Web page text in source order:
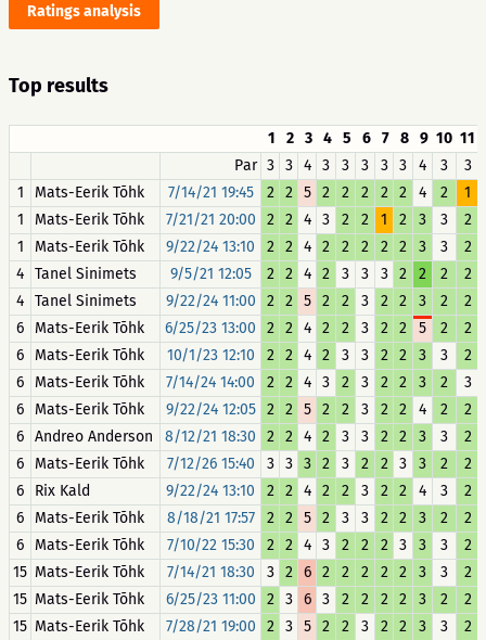
Ratings analysis
Top results
1 2 3 4 5 6 7 8 9 10 11
Par 3 3 4 3 3 3 3 3 4 3
3
1
Mats-Eerik Tõhk 7/14/21 19:45 2 2 5 2 2 2 2 2 4 2
1
1
Mats-Eerik Tõhk 7/21/21 20:00 2 2 4 3 2 2 1 2 3 3
2
1
Mats-Eerik Tõhk 9/22/24 13:10 2 2 4 2 2 2 2 2 3 3
2
4 Tanel Sinimets 9/5/21 12:05 2 2 4 2 3 3 3 2 2 2
2
4 Tanel Sinimets 9/22/24 11:00 2 2 5 2 2 3 2 2 3 2
2
6
Mats-Eerik Tõhk 6/25/23 13:00 2 2 4 2 2 3 2 2 5 2
2
6
Mats-Eerik Tõhk 10/1/23 12:10 2 2 4 2 3 3 2 2 3 3
2
6
Mats-Eerik Tõhk 7/14/24 14:00 2 2 4 3 2 3 2 2 3 2
3
6
Mats-Eerik Tõhk 9/22/24 12:05 2 2 5 2 2 3 2 2 4 2
2
6 Andreo Anderson 8/12/21 18:30 2 2 4 2 3 3 2 2 3 3
2
6
Mats-Eerik Tõhk 7/12/26 15:40 3 3 3 2 3 2 2 3 3 2
2
6
Rix Kald 9/22/24 13:10 2 2 4 2 2 3 2 2 4 3
2
6
Mats-Eerik Tõhk 8/18/21 17:57 2 2 5 2 3 3 2 2 3 2
2
6
Mats-Eerik Tõhk 7/10/22 15:30 2 2 4 3 2 2 2 3 3 3
2
15 Mats-Eerik Tõhk 7/14/21 18:30 3 2 6 2 2 2 2 2 3 3
2
15 Mats-Eerik Tõhk 6/25/23 11:00 2 3 6 3 2 2 2 2 3 2
2
15 Mats-Eerik Tõhk 7/28/21 19:00 2 3 5 2 2 3 2 2 3 3
2